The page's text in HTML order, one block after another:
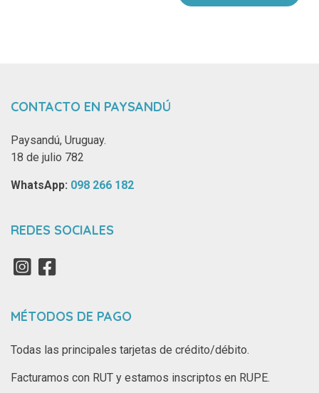
CONTACTO EN PAYSANDÚ
Paysandú, Uruguay.
18 de julio 782
WhatsApp: ‪ 098 266 182‬
REDES SOCIALES
MÉTODOS DE PAGO
Todas las principales tarjetas de crédito/débito.
Facturamos con RUT y estamos inscriptos en RUPE.